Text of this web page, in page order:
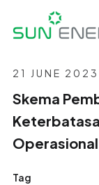
21 JUNE 2023
Skema
Tag